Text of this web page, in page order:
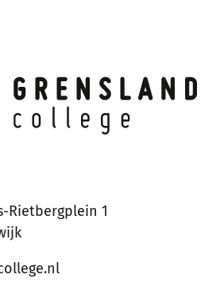
Rietbergplein 1